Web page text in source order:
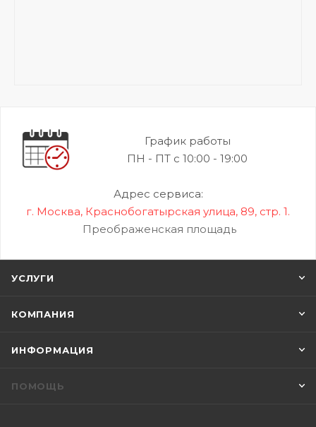
График работы
ПН - ПТ с 10:00 - 19:00
Адрес сервиса:
г. Москва, Краснобогатырская улица, 89, стр. 1.
Преображенская площадь
УСЛУГИ
КОМПАНИЯ
ИНФОРМАЦИЯ
ПОМОЩЬ